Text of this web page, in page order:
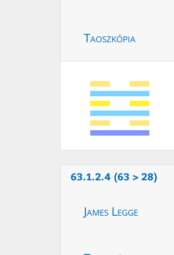
Taoszkópia
63.1.2.4 (63 > 28)
James Legge